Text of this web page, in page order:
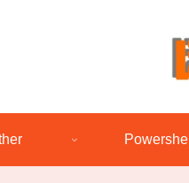
Powershell